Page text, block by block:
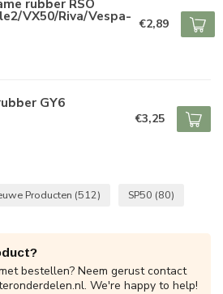
rubber RSO
VX50/Riva/Vespa- €2,89
GY6
€3,25
Producten (512) SP50 (80)
bestellen? Neem gerust contact
. We're happy to help!